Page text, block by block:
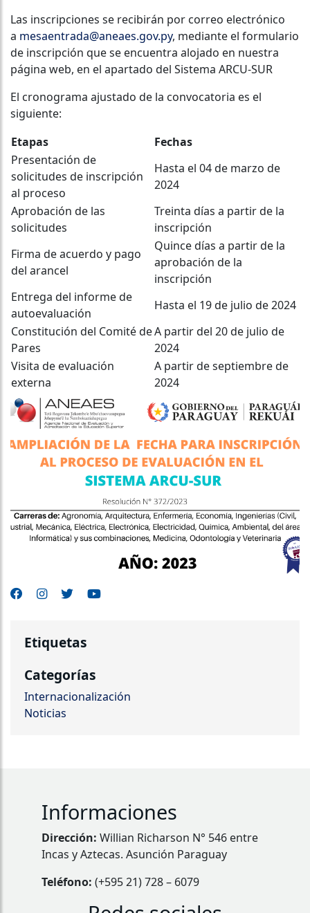
Las inscripciones se recibirán por correo electrónico
a mesaentrada@aneaes.gov.py, mediante el formulario
de inscripción que se encuentra alojado en nuestra
página web, en el apartado del Sistema ARCU-SUR
El cronograma ajustado de la convocatoria es el
siguiente:
Etapas
Fechas
Presentación de
solicitudes de inscripción
al proceso
Hasta el 04 de marzo de
2024
Aprobación de las
solicitudes
Treinta días a partir de la
inscripción
Firma de acuerdo y pago
del arancel
Quince días a partir de la
aprobación de la
inscripción
Entrega del informe de
autoevaluación
Hasta el 19 de julio de 2024
Constitución del Comité de
Pares
A partir del 20 de julio de
2024
Visita de evaluación
externa
A partir de septiembre de
2024
Etiquetas
Categorías
Internacionalización
Noticias
Informaciones
Dirección: Willian Richarson N° 546 entre
Incas y Aztecas. Asunción Paraguay
Teléfono: (+595 21) 728 – 6079